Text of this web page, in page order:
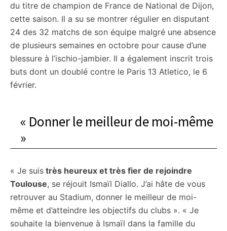
du titre de champion de France de National de Dijon,
cette saison. Il a su se montrer régulier en disputant
24 des 32 matchs de son équipe malgré une absence
de plusieurs semaines en octobre pour cause d’une
blessure à l’ischio-jambier. Il a également inscrit trois
buts dont un doublé contre le Paris 13 Atletico, le 6
février.
« Donner le meilleur de moi-même
»
« Je suis très heureux et très fier de rejoindre
Toulouse, se réjouit Ismaïl Diallo. J’ai hâte de vous
retrouver au Stadium, donner le meilleur de moi-
même et d’atteindre les objectifs du clubs ». « Je
souhaite la bienvenue à Ismaïl dans la famille du